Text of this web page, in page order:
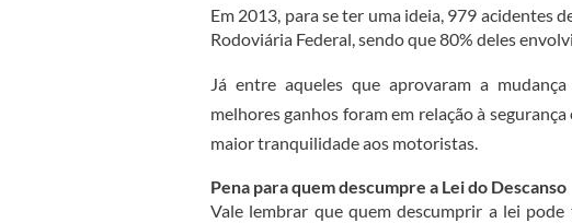
Em 2013, para se ter uma ideia, 979 acidentes
Rodoviária Federal, sendo que 80% deles
Já entre aqueles que aprovaram a
melhores ganhos foram em relação à
maior tranquilidade aos motoristas.
Pena para quem descumpre a Lei do Descanso
Vale lembrar que quem descumprir a lei